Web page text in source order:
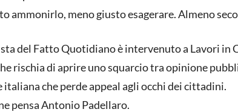
ammonirlo, meno giusto esagerare. Almeno
del Fatto Quotidiano è intervenuto a Lavori in
rischia di aprire uno squarcio tra opinione
che perde appeal agli occhi dei cittadini.
pensa Antonio Padellaro.